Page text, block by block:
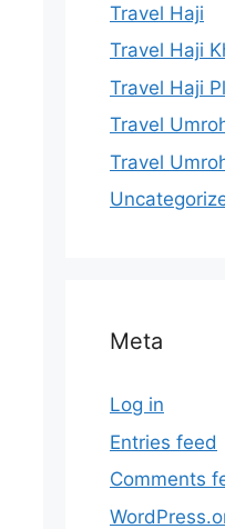
Travel Haji
Travel Haji
Travel Haji
Travel
Travel
Meta
Log in
Entries feed
Comments